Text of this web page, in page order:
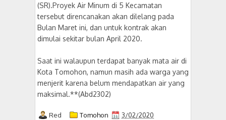
(SR).Proyek Air Minum di 5 Kecamatan
tersebut direncanakan akan dilelang pada
Bulan Maret ini, dan untuk kontrak akan
dimulai sekitar bulan April 2020.
Saat ini walaupun terdapat banyak mata air di
Kota Tomohon, namun masih ada warga yang
menjerit karena belum mendapatkan air yang
maksimal.**(Abd2302)
Red Tomohon 3/02/2020